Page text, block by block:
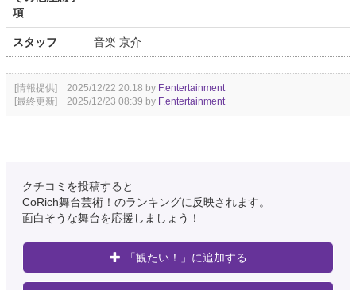
項
スタッフ 音楽 京介
[情報提供] 2025/12/22 20:18 by F.entertainment
[最終更新] 2025/12/23 08:39 by F.entertainment
クチコミを投稿すると
CoRich舞台芸術！のランキングに反映されます。
面白そうな舞台を応援しましょう！
「観たい！」に追加する